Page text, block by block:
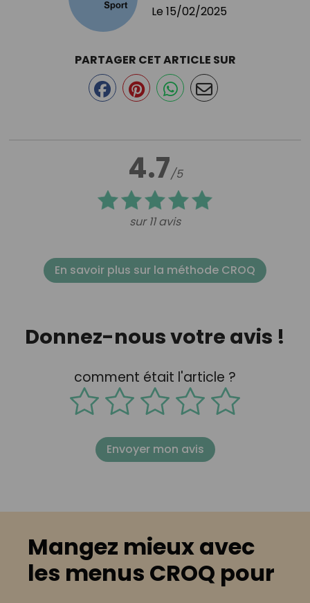
Le 15/02/2025
4.7/5
sur 11 avis
PARTAGER CET ARTICLE SUR
En savoir plus sur la méthode CROQ
Donnez-nous votre avis !
comment était l'article ?
Envoyer mon avis
Mangez mieux avec
les menus CROQ pour